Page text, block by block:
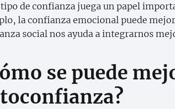
tipo de confianza juega un papel
la confianza emocional puede
social nos ayuda a integrarnos
se puede